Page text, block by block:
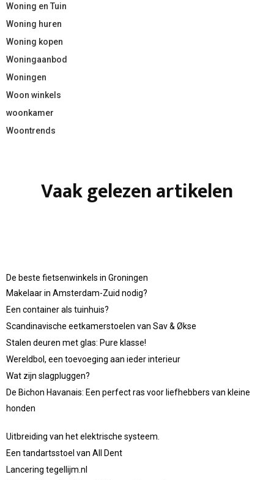
Woning en Tuin
Woning huren
Woning kopen
Woningaanbod
Woningen
Woon winkels
woonkamer
Woontrends
Vaak gelezen artikelen
De beste fietsenwinkels in Groningen
Makelaar in Amsterdam-Zuid nodig?
Een container als tuinhuis?
Scandinavische eetkamerstoelen van Sav & Økse
Stalen deuren met glas: Pure klasse!
Wereldbol, een toevoeging aan ieder interieur
Wat zijn slagpluggen?
De Bichon Havanais: Een perfect ras voor liefhebbers van kleine
honden
Uitbreiding van het elektrische systeem.
Een tandartsstoel van All Dent
Lancering tegellijm.nl